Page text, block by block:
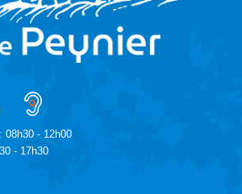
08h30 - 12h00
- 17h30